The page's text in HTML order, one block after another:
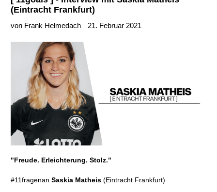
(Eintracht Frankfurt)
von Frank Helmedach 21. Februar 2021
"Freude. Erleichterung. Stolz."
#11fragenan Saskia Matheis (Eintracht Frankfurt)